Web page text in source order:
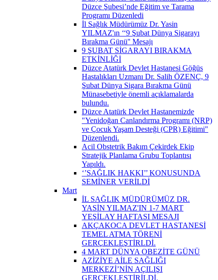
Düzce Şubesi’nde Eğitim ve Tarama
Programı Düzenledi
İl Sağlık Müdürümüz Dr. Yasin
YILMAZ'ın ‘‘9 Şubat Dünya Sigarayı
Bırakma Günü'' Mesajı
9 ŞUBAT SİGARAYI BIRAKMA
ETKİNLİĞİ
Düzce Atatürk Devlet Hastanesi Göğüs
Hastalıkları Uzmanı Dr. Salih ÖZENÇ, 9
Şubat Dünya Sigara Bırakma Günü
Münasebetiyle önemli açıklamalarda
bulundu.
Düzce Atatürk Devlet Hastanemizde
"Yenidoğan Canlandırma Programı (NRP)
ve Çocuk Yaşam Desteği (CPR) Eğitimi"
Düzenlendi.
Acil Obstetrik Bakım Çekirdek Ekip
Stratejik Planlama Grubu Toplantısı
Yapıldı.
‘’SAĞLIK HAKKI’’ KONUSUNDA
SEMİNER VERİLDİ
Mart
İL SAĞLIK MÜDÜRÜMÜZ DR.
YASİN YILMAZ'IN 1-7 MART
YEŞİLAY HAFTASI MESAJI
AKÇAKOCA DEVLET HASTANESİ
TEMEL ATMA TÖRENİ
GERÇEKLEŞTİRLDİ.
4 MART DÜNYA OBEZİTE GÜNÜ
AZİZİYE AİLE SAĞLIĞI
MERKEZİ’NİN AÇILIŞI
GERÇEKLEŞTİRİLDİ.